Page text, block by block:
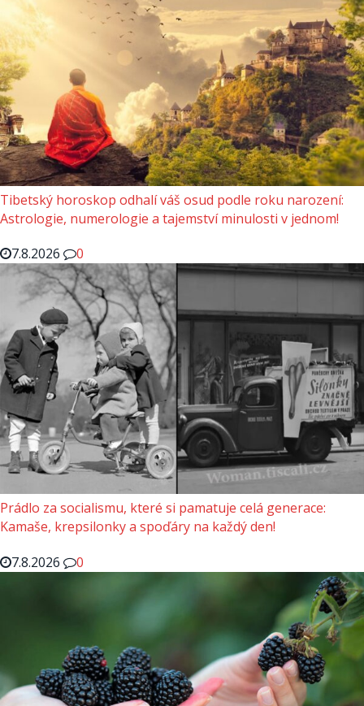
Tibetský horoskop odhalí váš osud podle roku narození:
Astrologie, numerologie a tajemství minulosti v jednom!
7.8.2026
0
Prádlo za socialismu, které si pamatuje celá generace:
Kamaše, krepsilonky a spoďáry na každý den!
7.8.2026
0